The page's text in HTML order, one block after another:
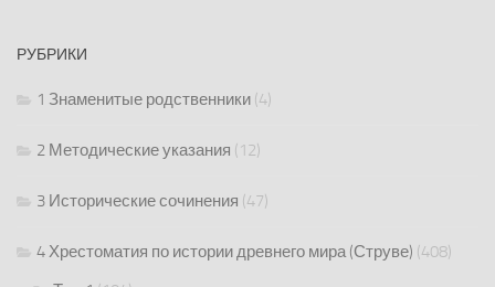
РУБРИКИ
1 Знаменитые родственники (4)
2 Методические указания (12)
3 Исторические сочинения (47)
4 Хрестоматия по истории древнего мира (Струве) (408)